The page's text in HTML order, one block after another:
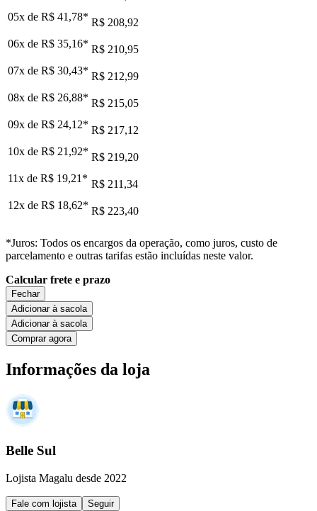
05x de R$ 41,78* R$ 208,92
06x de R$ 35,16* R$ 210,95
07x de R$ 30,43* R$ 212,99
08x de R$ 26,88* R$ 215,05
09x de R$ 24,12* R$ 217,12
10x de R$ 21,92* R$ 219,20
11x de R$ 19,21 * R$ 211,34
12x de R$ 18,62* R$ 223,40
*Juros: Todos os encargos da operação, como juros, custo de
parcelamento e outras tarifas estão incluídas neste valor.
Calcular frete e prazo
Fechar
Adicionar à sacola
Adicionar à sacola
Comprar agora
Informações da loja
Belle Sul
Lojista Magalu desde 2022
Fale com lojista
Seguir